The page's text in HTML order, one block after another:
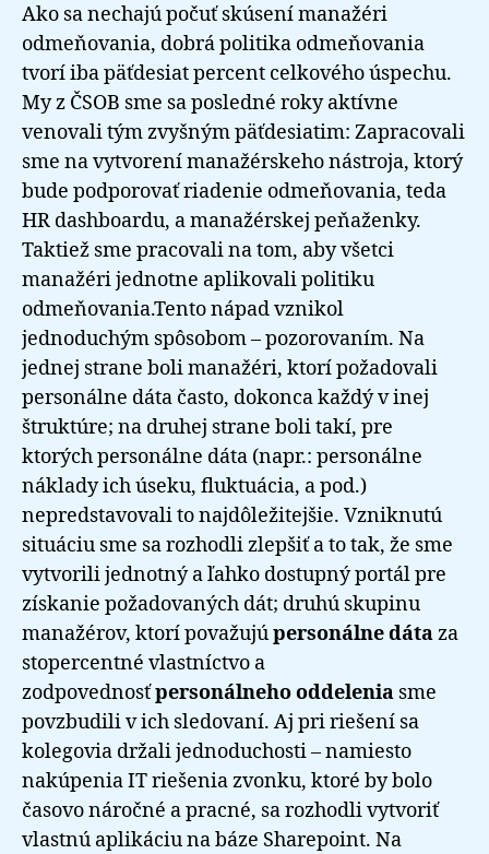
Ako sa nechajú počuť skúsení manažéri
odmeňovania, dobrá politika odmeňovania
tvorí iba päťdesiat percent celkového úspechu.
My z ČSOB sme sa posledné roky aktívne
venovali tým zvyšným päťdesiatim: Zapracovali
sme na vytvorení manažérskeho nástroja, ktorý
bude podporovať riadenie odmeňovania, teda
HR dashboardu, a manažérskej peňaženky.
Taktiež sme pracovali na tom, aby všetci
manažéri jednotne aplikovali politiku
odmeňovania.Tento nápad vznikol
jednoduchým spôsobom – pozorovaním. Na
jednej strane boli manažéri, ktorí požadovali
personálne dáta často, dokonca každý v inej
štruktúre; na druhej strane boli takí, pre
ktorých personálne dáta (napr.: personálne
náklady ich úseku, fluktuácia, a pod.)
nepredstavovali to najdôležitejšie. Vzniknutú
situáciu sme sa rozhodli zlepšiť a to tak, že sme
vytvorili jednotný a ľahko dostupný portál pre
získanie požadovaných dát; druhú skupinu
manažérov, ktorí považujúpersonálne dátaza
stopercentné vlastníctvo a
zodpovednosťpersonálneho oddelenia sme
povzbudili v ich sledovaní. Aj pri riešení sa
kolegovia držali jednoduchosti – namiesto
nakúpenia IT riešenia zvonku, ktoré by bolo
časovo náročné a pracné, sa rozhodli vytvoriť
vlastnú aplikáciu na báze Sharepoint. Na